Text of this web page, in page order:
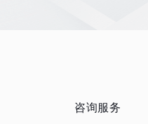
咨询服务